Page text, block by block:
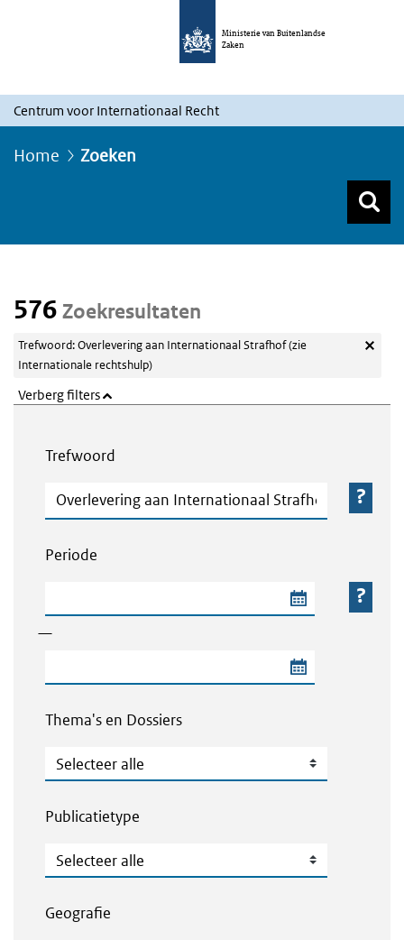
Ministerie van Buitenlandse
Zaken
Centrum voor Internationaal Recht
Home Zoeken
576 Zoekresultaten
Trefwoord: Overlevering aan Internationaal Strafhof (zie
Internationale rechtshulp)
Verberg filters
Trefwoord
Trefwoord
Periode
—
Thema's en Dossiers
Thema's en Dossiers
Publicatietype
Publicatietype
Geografie